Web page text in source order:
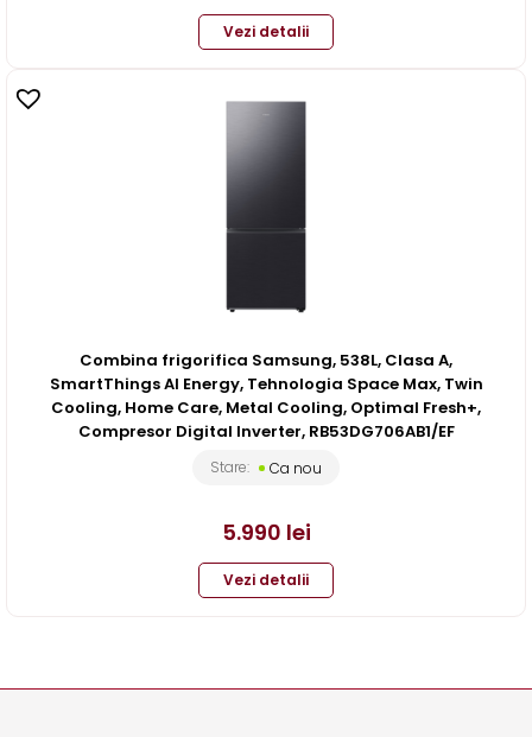
Vezi detalii
Combina frigorifica Samsung, 538L, Clasa A,
SmartThings AI Energy, Tehnologia Space Max, Twin
Cooling, Home Care, Metal Cooling, Optimal Fresh+,
Compresor Digital Inverter, RB53DG706AB1/EF
Stare: Ca nou
5.990 lei
Vezi detalii